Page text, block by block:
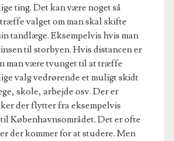
ting. Det kan være noget så
valget om man skal skifte
tandlæge. Eksempelvis hvis man
til storbyen. Hvis distancen er
man være tvunget til at træffe
valg vedrørende et muligt skidt
skole, arbejde osv. Der er
der flytter fra eksempelvis
Københavnsområdet. Det er ofte
der kommer for at studere. Men